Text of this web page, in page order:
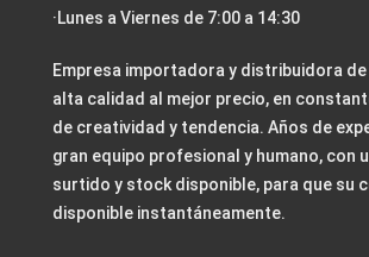
·Lunes a Viernes de 7:00 a 14:30
Empresa importadora y distribuidora
alta calidad al mejor precio, en
de creatividad y tendencia. Años de
gran equipo profesional y humano, con
surtido y stock disponible, para que su
disponible instantáneamente.